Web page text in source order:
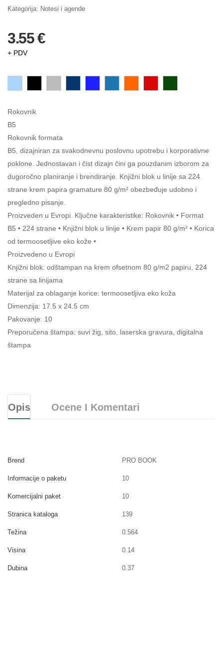
Kategorija: Notesi i agende
3.55 €
+ PDV
Rokovnik
B5
Rokovnik formata
B5, dizajniran za svakodnevnu poslovnu upotrebu i korporativne
poklone. Jednostavan i čist dizajn čini ga pouzdanim izborom za
dugoročno planiranje i brendiranje. Knjižni blok u linije sa 224
strane krem papira gramature 80 g/m² obezbeđuje udobno i
pregledno pisanje.
Proizveden u Evropi. Ključne karakteristike: Rokovnik • Format
B5 • 224 strane • Knjižni blok u linije • Krem papir 80 g/m² • Korica
od termoosetljive eko kože •
Proizvedeno u Evropi
Knjižni blok: odštampan na krem ofsetnom 80 g/m2 papiru, 224
strane sa linijama
Materijal za oblaganje korice: termoosetljiva eko koža
Dimenzija: 17.5 x 24.5 cm
Pakovanje: 10
Preporučena štampa: suvi žig, sito, laserska gravura, digitalna
štampa
Opis Ocene I Komentari
Brend PRO BOOK
Informacije o paketu 10
Komercijalni paket 10
Stranica kataloga 139
Težina 0.564
Visina 0.14
Dubina 0.37